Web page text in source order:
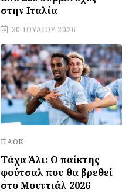
στην Ιταλία
30 ΙΟΥΛΊΟΥ 2026
ΠΑΟΚ
Τάχα Άλι: Ο παίκτης
φούτσαλ που θα βρεθεί
στο Μουντιάλ 2026